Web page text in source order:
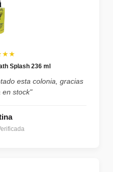
Splash 236 ml
esta colonia, gracias
en stock"